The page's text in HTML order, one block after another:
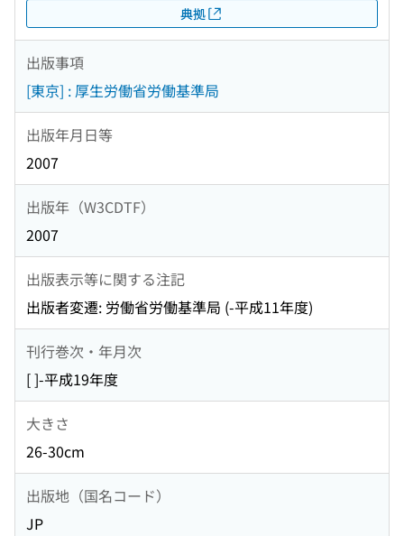
典拠
出版事項
[東京] : 厚生労働省労働基準局
出版年月日等
2007
出版年（W3CDTF）
2007
出版表示等に関する注記
出版者変遷: 労働省労働基準局 (-平成11年度)
刊行巻次・年月次
[ ]-平成19年度
大きさ
26-30cm
出版地（国名コード）
JP